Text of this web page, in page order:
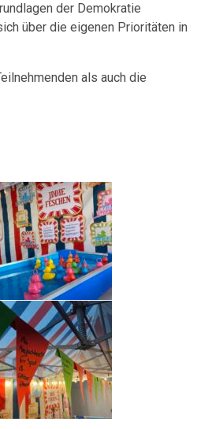
der Demokratie
über die eigenen Prioritäten in
als auch die